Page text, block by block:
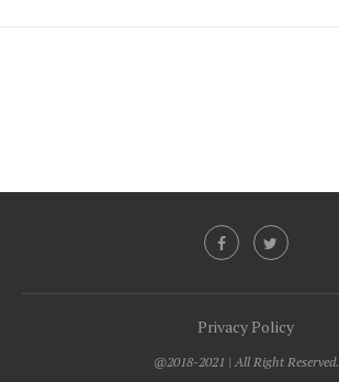
Privacy Policy
@2018-2021 | All Right Reserved.